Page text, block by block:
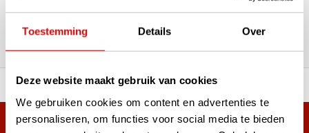
Toestemming Details Over
Deze website maakt gebruik van cookies
We gebruiken cookies om content en advertenties te
personaliseren, om functies voor social media te bieden
Reviews: Onze klanten aan het
woord
A-merken! Vóór 15:00 besteld,